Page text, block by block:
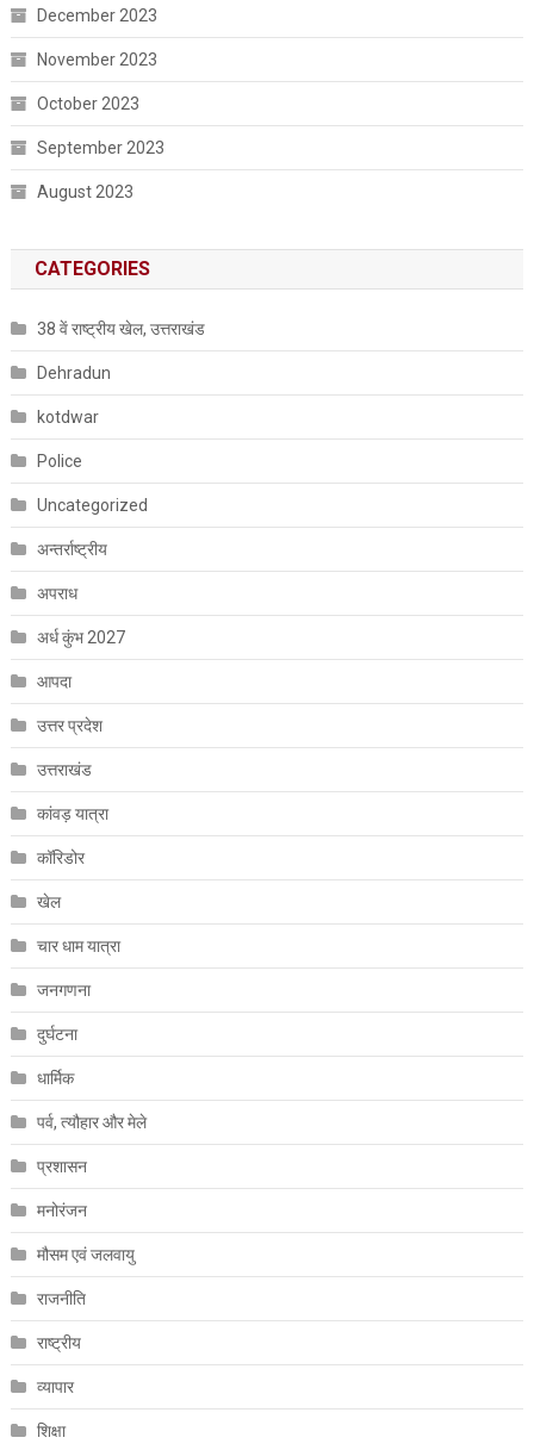
December 2023
November 2023
October 2023
September 2023
August 2023
CATEGORIES
38 वें राष्ट्रीय खेल, उत्तराखंड
Dehradun
kotdwar
Police
Uncategorized
अन्तर्राष्ट्रीय
अपराध
अर्ध कुंभ 2027
आपदा
उत्तर प्रदेश
उत्तराखंड
कांवड़ यात्रा
कॉरिडोर
खेल
चार धाम यात्रा
जनगणना
दुर्घटना
धार्मिक
पर्व, त्यौहार और मेले
प्रशासन
मनोरंजन
मौसम एवं जलवायु
राजनीति
राष्ट्रीय
व्यापार
शिक्षा